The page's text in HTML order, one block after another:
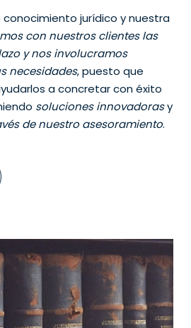
jurídico y nuestra
con nuestros clientes las
y nos involucramos
necesidades, puesto que
a concretar con éxito
soluciones innovadorasy
de nuestro asesoramiento.